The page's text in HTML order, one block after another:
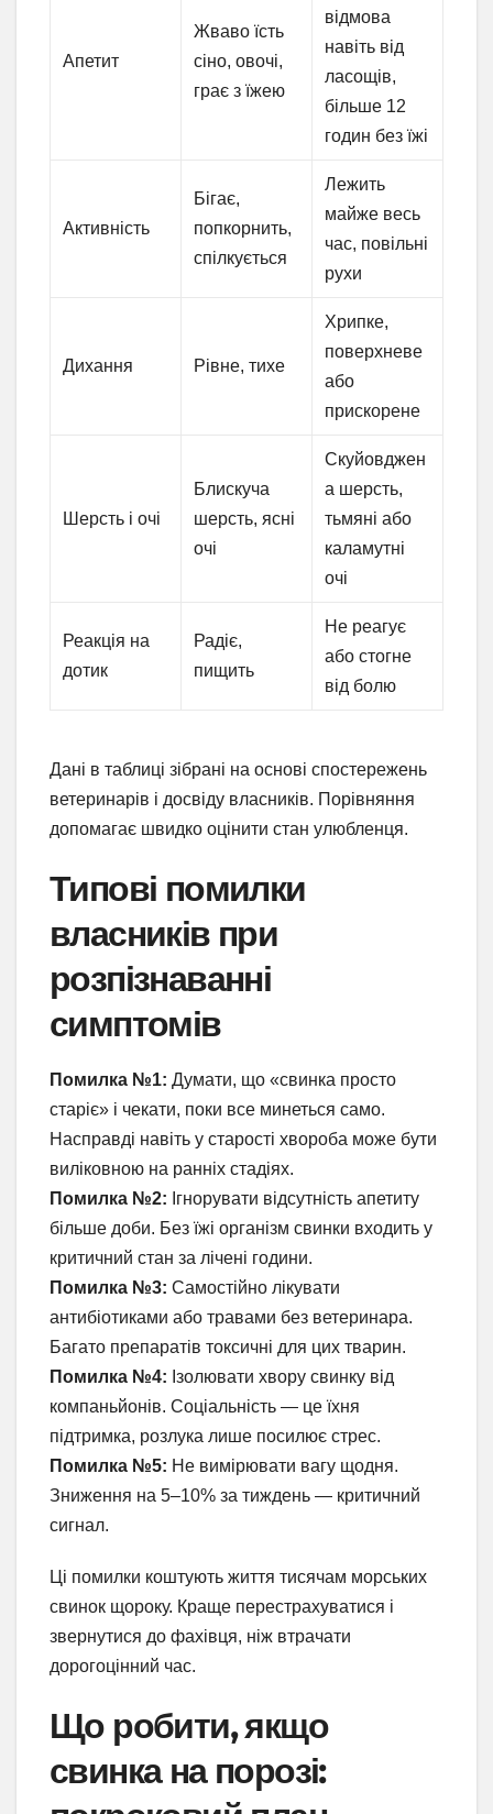
Апетит
Жваво їсть
сіно, овочі,
грає з їжею
відмова
навіть від
ласощів,
більше 12
годин без їжі
Активність
Бігає,
попкорнить,
спілкується
Лежить
майже весь
час, повільні
рухи
Дихання Рівне, тихе
Хрипке,
поверхневе
або
прискорене
Шерсть і очі
Блискуча
шерсть, ясні
очі
Скуйовджен
а шерсть,
тьмяні або
каламутні
очі
Реакція на
дотик
Радіє,
пищить
Не реагує
або стогне
від болю
Дані в таблиці зібрані на основі спостережень
ветеринарів і досвіду власників. Порівняння
допомагає швидко оцінити стан улюбленця.
Типові помилки
власників при
розпізнаванні
симптомів
Помилка №1: Думати, що «свинка просто
старіє» і чекати, поки все минеться само.
Насправді навіть у старості хвороба може бути
виліковною на ранніх стадіях.
Помилка №2: Ігнорувати відсутність апетиту
більше доби. Без їжі організм свинки входить у
критичний стан за лічені години.
Помилка №3: Самостійно лікувати
антибіотиками або травами без ветеринара.
Багато препаратів токсичні для цих тварин.
Помилка №4: Ізолювати хвору свинку від
компаньйонів. Соціальність — це їхня
підтримка, розлука лише посилює стрес.
Помилка №5: Не вимірювати вагу щодня.
Зниження на 5–10% за тиждень — критичний
сигнал.
Ці помилки коштують життя тисячам морських
свинок щороку. Краще перестрахуватися і
звернутися до фахівця, ніж втрачати
дорогоцінний час.
Що робити, якщо
свинка на порозі: